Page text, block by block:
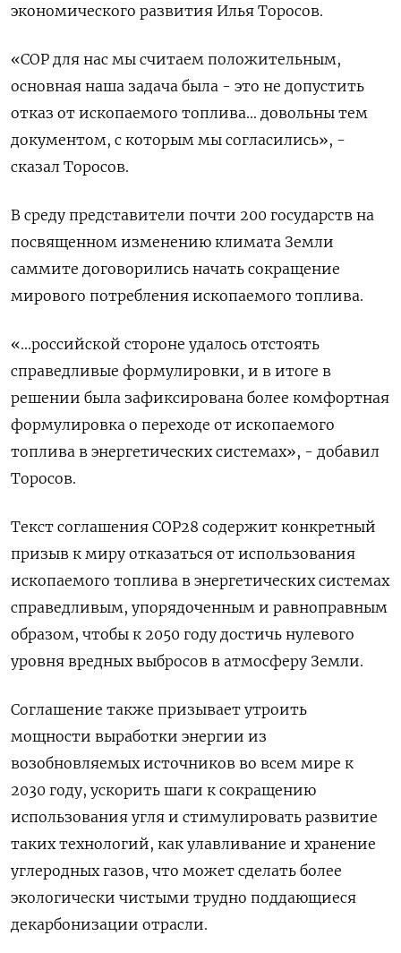
экономического развития Илья Торосов.
«COP для нас мы считаем положительным,
основная наша задача была - это не допустить
отказ от ископаемого топлива... довольны тем
документом, с которым мы согласились», -
сказал Торосов.
В среду представители почти 200 государств на
посвященном изменению климата Земли
саммите договорились начать сокращение
мирового потребления ископаемого топлива.
«...российской стороне удалось отстоять
справедливые формулировки, и в итоге в
решении была зафиксирована более комфортная
формулировка о переходе от ископаемого
топлива в энергетических системах», - добавил
Торосов.
Текст соглашения COP28 содержит конкретный
призыв к миру отказаться от использования
ископаемого топлива в энергетических системах
справедливым, упорядоченным и равноправным
образом, чтобы к 2050 году достичь нулевого
уровня вредных выбросов в атмосферу Земли.
Соглашение также призывает утроить
мощности выработки энергии из
возобновляемых источников во всем мире к
2030 году, ускорить шаги к сокращению
использования угля и стимулировать развитие
таких технологий, как улавливание и хранение
углеродных газов, что может сделать более
экологически чистыми трудно поддающиеся
декарбонизации отрасли.